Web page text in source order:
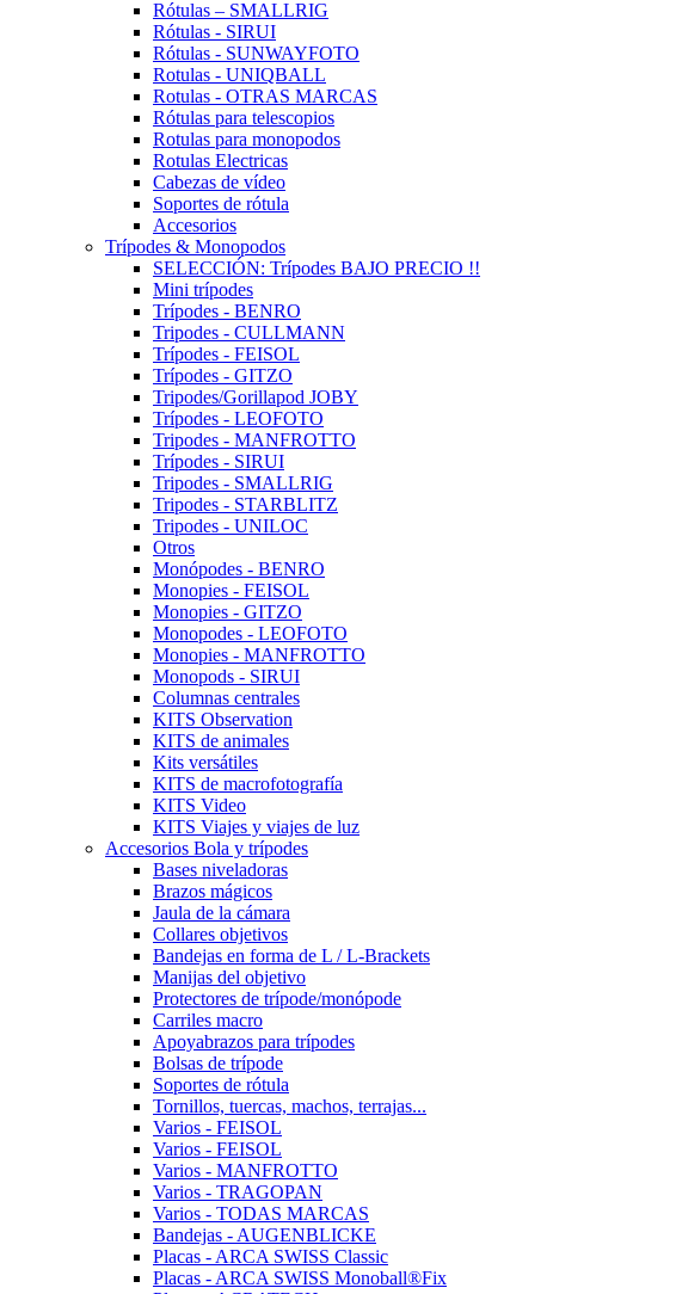
Rótulas – SMALLRIG
Rótulas - SIRUI
Rótulas - SUNWAYFOTO
Rotulas - UNIQBALL
Rotulas - OTRAS MARCAS
Rótulas para telescopios
Rotulas para monopodos
Rotulas Electricas
Cabezas de vídeo
Soportes de rótula
Accesorios
Trípodes & Monopodos
SELECCIÓN: Trípodes BAJO PRECIO !!
Mini trípodes
Trípodes - BENRO
Tripodes - CULLMANN
Trípodes - FEISOL
Trípodes - GITZO
Tripodes/Gorillapod JOBY
Trípodes - LEOFOTO
Tripodes - MANFROTTO
Trípodes - SIRUI
Tripodes - SMALLRIG
Tripodes - STARBLITZ
Tripodes - UNILOC
Otros
Monópodes - BENRO
Monopies - FEISOL
Monopies - GITZO
Monopodes - LEOFOTO
Monopies - MANFROTTO
Monopods - SIRUI
Columnas centrales
KITS Observation
KITS de animales
Kits versátiles
KITS de macrofotografía
KITS Video
KITS Viajes y viajes de luz
Accesorios Bola y trípodes
Bases niveladoras
Brazos mágicos
Jaula de la cámara
Collares objetivos
Bandejas en forma de L / L-Brackets
Manijas del objetivo
Protectores de trípode/monópode
Carriles macro
Apoyabrazos para trípodes
Bolsas de trípode
Soportes de rótula
Tornillos, tuercas, machos, terrajas...
Varios - FEISOL
Varios - FEISOL
Varios - MANFROTTO
Varios - TRAGOPAN
Varios - TODAS MARCAS
Bandejas - AUGENBLICKE
Placas - ARCA SWISS Classic
Placas - ARCA SWISS Monoball®Fix